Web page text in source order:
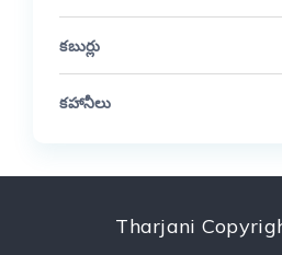
కబుర్లు
కహానీలు
Tharjani